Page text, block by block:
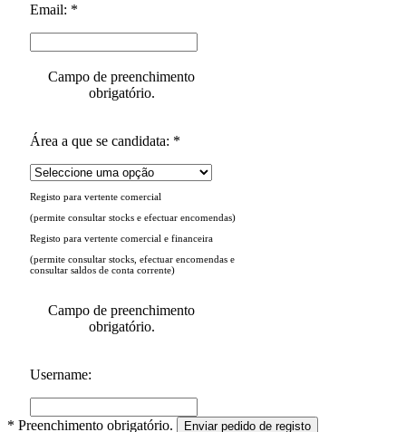
Email: *
Campo de preenchimento
obrigatório.
Área a que se candidata: *
Registo para vertente comercial
(permite consultar stocks e efectuar encomendas)
Registo para vertente comercial e financeira
(permite consultar stocks, efectuar encomendas e
consultar saldos de conta corrente)
Campo de preenchimento
obrigatório.
Username:
* Preenchimento obrigatório. Enviar pedido de registo